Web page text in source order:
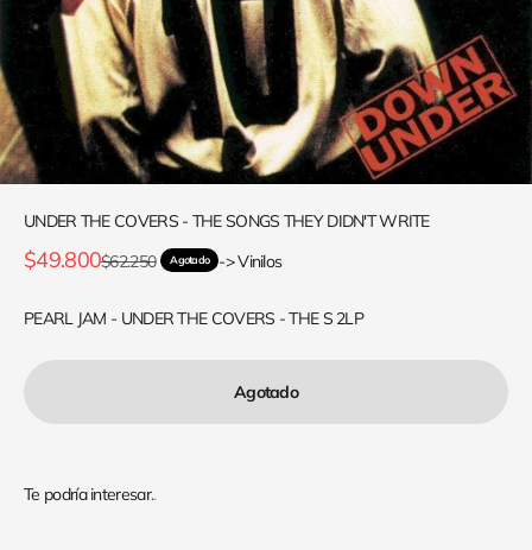
UNDER THE COVERS - THE SONGS THEY DIDN'T WRITE
Precio de oferta
$49.800Precio normal
$62.250 Agotado -> Vinilos
PEARL JAM - UNDER THE COVERS - THE S 2LP
Agotado